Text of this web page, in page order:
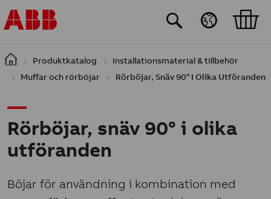
Hoppa till huvudinnehåll
Produktkatalog
Installationsmaterial & tillbehör
Muffar och rörböjar
Rörböjar, Snäv 90° I Olika Utföranden
Rörböjar, snäv 90° i olika
utföranden
Böjar för användning i kombination med